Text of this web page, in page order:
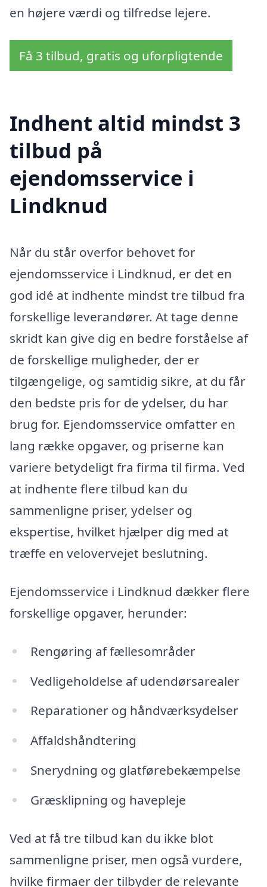
en højere værdi og tilfredse lejere.
Få 3 tilbud, gratis og uforpligtende
Indhent altid mindst 3
tilbud på
ejendomsservice i
Lindknud
Når du står overfor behovet for
ejendomsservice i Lindknud, er det en
god idé at indhente mindst tre tilbud fra
forskellige leverandører. At tage denne
skridt kan give dig en bedre forståelse af
de forskellige muligheder, der er
tilgængelige, og samtidig sikre, at du får
den bedste pris for de ydelser, du har
brug for. Ejendomsservice omfatter en
lang række opgaver, og priserne kan
variere betydeligt fra firma til firma. Ved
at indhente flere tilbud kan du
sammenligne priser, ydelser og
ekspertise, hvilket hjælper dig med at
træffe en velovervejet beslutning.
Ejendomsservice i Lindknud dækker flere
forskellige opgaver, herunder:
Rengøring af fællesområder
Vedligeholdelse af udendørsarealer
Reparationer og håndværksydelser
Affaldshåndtering
Snerydning og glatførebekæmpelse
Græsklipning og havepleje
Ved at få tre tilbud kan du ikke blot
sammenligne priser, men også vurdere,
hvilke firmaer der tilbyder de relevante